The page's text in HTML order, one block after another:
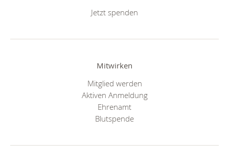
Jetzt spenden
Mitwirken
Mitglied werden
Aktiven Anmeldung
Ehrenamt
Blutspende